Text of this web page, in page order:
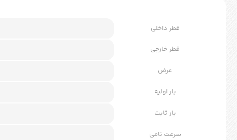
قطر داخلی
قطر خارجی
عرض
بار اولیه
بار ثابت
سرعت نامی